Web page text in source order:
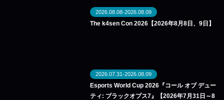
2026.08.08-2026.08.09
The k4sen Con 2026【2026年8月8日、9日】
2026.07.31-2026.08.09
Esports World Cup 2026『コール オブ デュー
ティ: ブラックオプス7』【2026年7月31日～8